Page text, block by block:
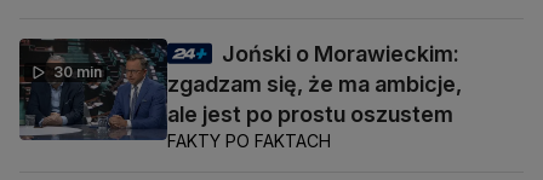
30 min
Joński o Morawieckim:
zgadzam się, że ma ambicje,
ale jest po prostu oszustem
FAKTY PO FAKTACH